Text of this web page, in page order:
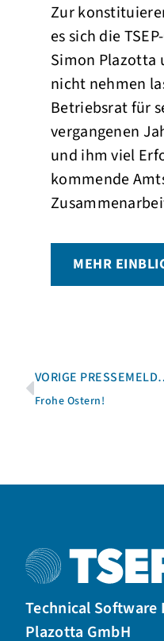
Zur
es sich die
Simon Plazotta
nicht nehmen
Betriebsrat für
vergangenen
und ihm viel
kommende
MEHR
Frohe Ostern!
Technical Software
Plazotta GmbH